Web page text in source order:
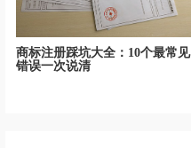
商标注册踩坑大全：10个最常见
错误一次说清